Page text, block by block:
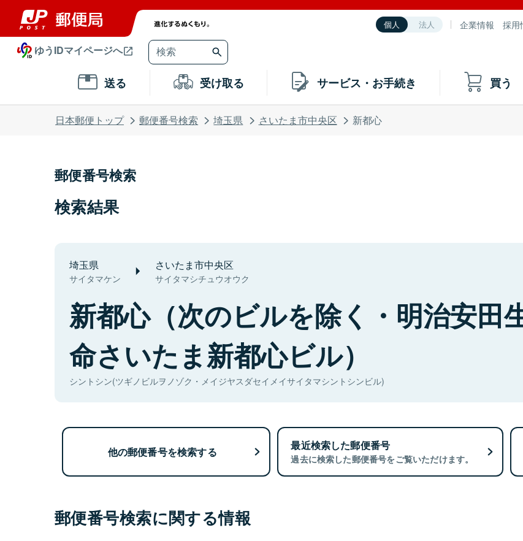
個人 法人 企業情報 採用
ゆうIDマイページへ
送る 受け取る サービス・お手続き 買う
日本郵便トップ 郵便番号検索 埼玉県 さいたま市中央区 新都心
郵便番号検索
検索結果
埼玉県
サイタマケン
さいたま市中央区
サイタマシチュウオウク
新都心（次のビルを除く・明治安田
命さいたま新都心ビル）
シントシン(ツギノビルヲノゾク・メイジヤスダセイメイサイタマシントシンビル)
他の郵便番号を検索する 最近検索した郵便番号
過去に検索した郵便番号をご覧いただけます。
郵便番号検索に関する情報